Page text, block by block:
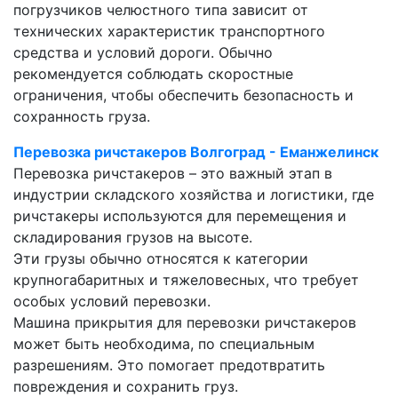
погрузчиков челюстного типа зависит от
технических характеристик транспортного
средства и условий дороги. Обычно
рекомендуется соблюдать скоростные
ограничения, чтобы обеспечить безопасность и
сохранность груза.
Перевозка ричстакеров Волгоград - Еманжелинск
Перевозка ричстакеров – это важный этап в
индустрии складского хозяйства и логистики, где
ричстакеры используются для перемещения и
складирования грузов на высоте.
Эти грузы обычно относятся к категории
крупногабаритных и тяжеловесных, что требует
особых условий перевозки.
Машина прикрытия для перевозки ричстакеров
может быть необходима, по специальным
разрешениям. Это помогает предотвратить
повреждения и сохранить груз.